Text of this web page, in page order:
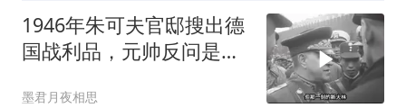
1946年朱可夫官邸搜出德
国战利品，元帅反问是否
墨君月夜相思